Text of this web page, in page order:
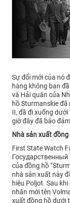
Sự đổi mới của nó
hàng không ban
và Hải quân của
hồ Sturmanskie đã
II, đã đi xuống
giờ đây đã bảo
Nhà sản xuất
First State Watch
của đồng hồ
nhà sản xuất này
hiệu Poljot. Sau
nhân mới tên
xuất đồng hồ dưới